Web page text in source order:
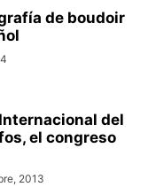
de boudoir
del
el congreso
2013